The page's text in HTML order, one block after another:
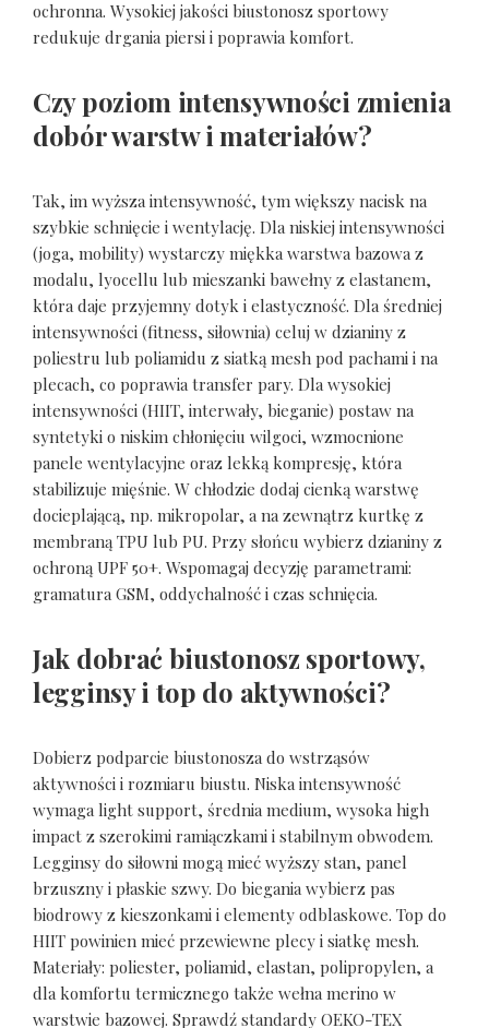
ochronna. Wysokiej jakości biustonosz sportowy
redukuje drgania piersi i poprawia komfort.
Czy poziom intensywności zmienia
dobór warstw i materiałów?
Tak, im wyższa intensywność, tym większy nacisk na
szybkie schnięcie i wentylację. Dla niskiej intensywności
(joga, mobility) wystarczy miękka warstwa bazowa z
modalu, lyocellu lub mieszanki bawełny z elastanem,
która daje przyjemny dotyk i elastyczność. Dla średniej
intensywności (fitness, siłownia) celuj w dzianiny z
poliestru lub poliamidu z siatką mesh pod pachami i na
plecach, co poprawia transfer pary. Dla wysokiej
intensywności (HIIT, interwały, bieganie) postaw na
syntetyki o niskim chłonięciu wilgoci, wzmocnione
panele wentylacyjne oraz lekką kompresję, która
stabilizuje mięśnie. W chłodzie dodaj cienką warstwę
docieplającą, np. mikropolar, a na zewnątrz kurtkę z
membraną TPU lub PU. Przy słońcu wybierz dzianiny z
ochroną UPF 50+. Wspomagaj decyzję parametrami:
gramatura GSM, oddychalność i czas schnięcia.
Jak dobrać biustonosz sportowy,
legginsy i top do aktywności?
Dobierz podparcie biustonosza do wstrząsów
aktywności i rozmiaru biustu. Niska intensywność
wymaga light support, średnia medium, wysoka high
impact z szerokimi ramiączkami i stabilnym obwodem.
Legginsy do siłowni mogą mieć wyższy stan, panel
brzuszny i płaskie szwy. Do biegania wybierz pas
biodrowy z kieszonkami i elementy odblaskowe. Top do
HIIT powinien mieć przewiewne plecy i siatkę mesh.
Materiały: poliester, poliamid, elastan, polipropylen, a
dla komfortu termicznego także wełna merino w
warstwie bazowej. Sprawdź standardy OEKO-TEX